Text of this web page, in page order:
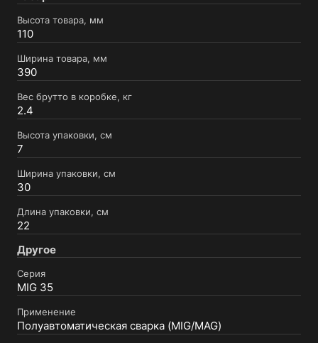
Высота товара, мм
110
Ширина товара, мм
390
Вес брутто в коробке, кг
2.4
Высота упаковки, см
7
Ширина упаковки, см
30
Длина упаковки, см
22
Другое
Серия
MIG 35
Применение
Полуавтоматическая сварка (MIG/MAG)